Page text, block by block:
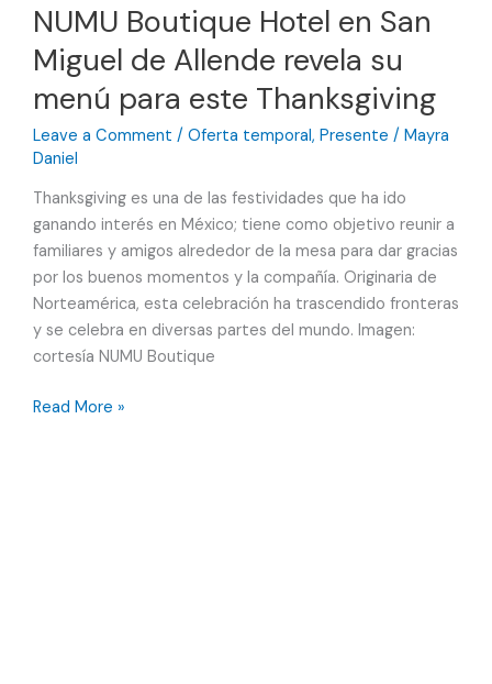
a
ser
reconocida
como
mejor
ciudad
y
mundo
NUMU Boutique Hotel en San
Miguel de Allende revela su
menú para este Thanksgiving
Leave a Comment / Oferta temporal, Presente / Mayra
Daniel
Thanksgiving es una de las festividades que ha ido
ganando interés en México; tiene como objetivo reunir a
familiares y amigos alrededor de la mesa para dar gracias
por los buenos momentos y la compañía. Originaria de
Norteamérica, esta celebración ha trascendido fronteras
y se celebra en diversas partes del mundo. Imagen:
cortesía NUMU Boutique
NUMU
Read More »